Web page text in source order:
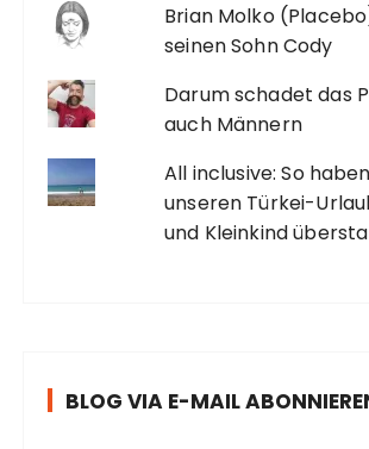
Brian Molko
seinen Sohn Cody
Darum schadet das
auch Männern
All inclusive: So
unseren Türkei-
und Kleinkind
BLOG VIA E-MAIL